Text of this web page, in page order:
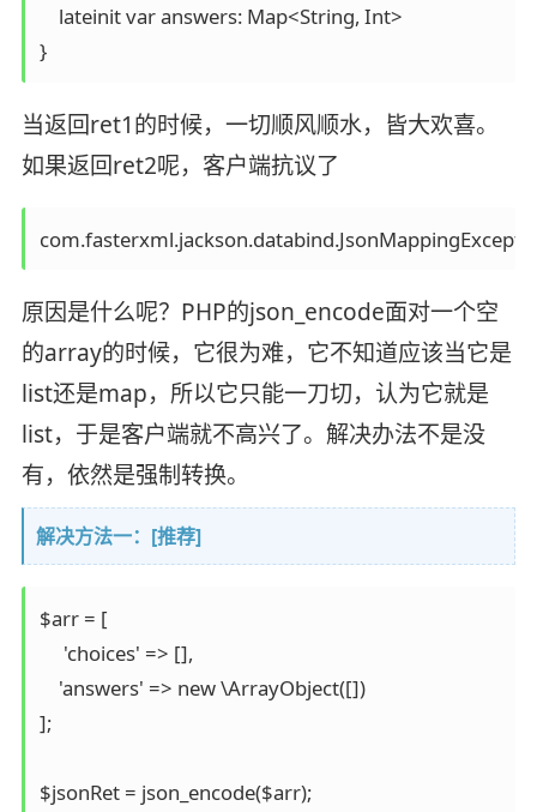
lateinit var answers: Map<String, Int>
}
当返回ret1的时候，一切顺风顺水，皆大欢喜。
如果返回ret2呢，客户端抗议了
原因是什么呢？PHP的json_encode面对一个空
的array的时候，它很为难，它不知道应该当它是
list还是map，所以它只能一刀切，认为它就是
list，于是客户端就不高兴了。解决办法不是没
有，依然是强制转换。
解决方法一：[推荐]
$arr = [
'choices' => [],
'answers' => new \ArrayObject([])
];
$jsonRet = json_encode($arr);